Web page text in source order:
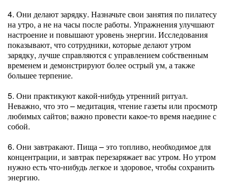
4. Они делают зарядку. Назначьте свои занятия по пилатесу
на утро, а не на часы после работы. Упражнения улучшают
настроение и повышают уровень энергии. Исследования
показывают, что сотрудники, которые делают утром
зарядку, лучше справляются с управлением собственным
временем и демонстрируют более острый ум, а также
большее терпение.
5. Они практикуют какой-нибудь утренний ритуал.
Неважно, что это – медитация, чтение газеты или просмотр
любимых сайтов; важно провести какое-то время наедине с
собой.
6. Они завтракают. Пища – это топливо, необходимое для
концентрации, и завтрак перезаряжает вас утром. Но утром
нужно есть что-нибудь легкое и здоровое, чтобы сохранить
энергию.